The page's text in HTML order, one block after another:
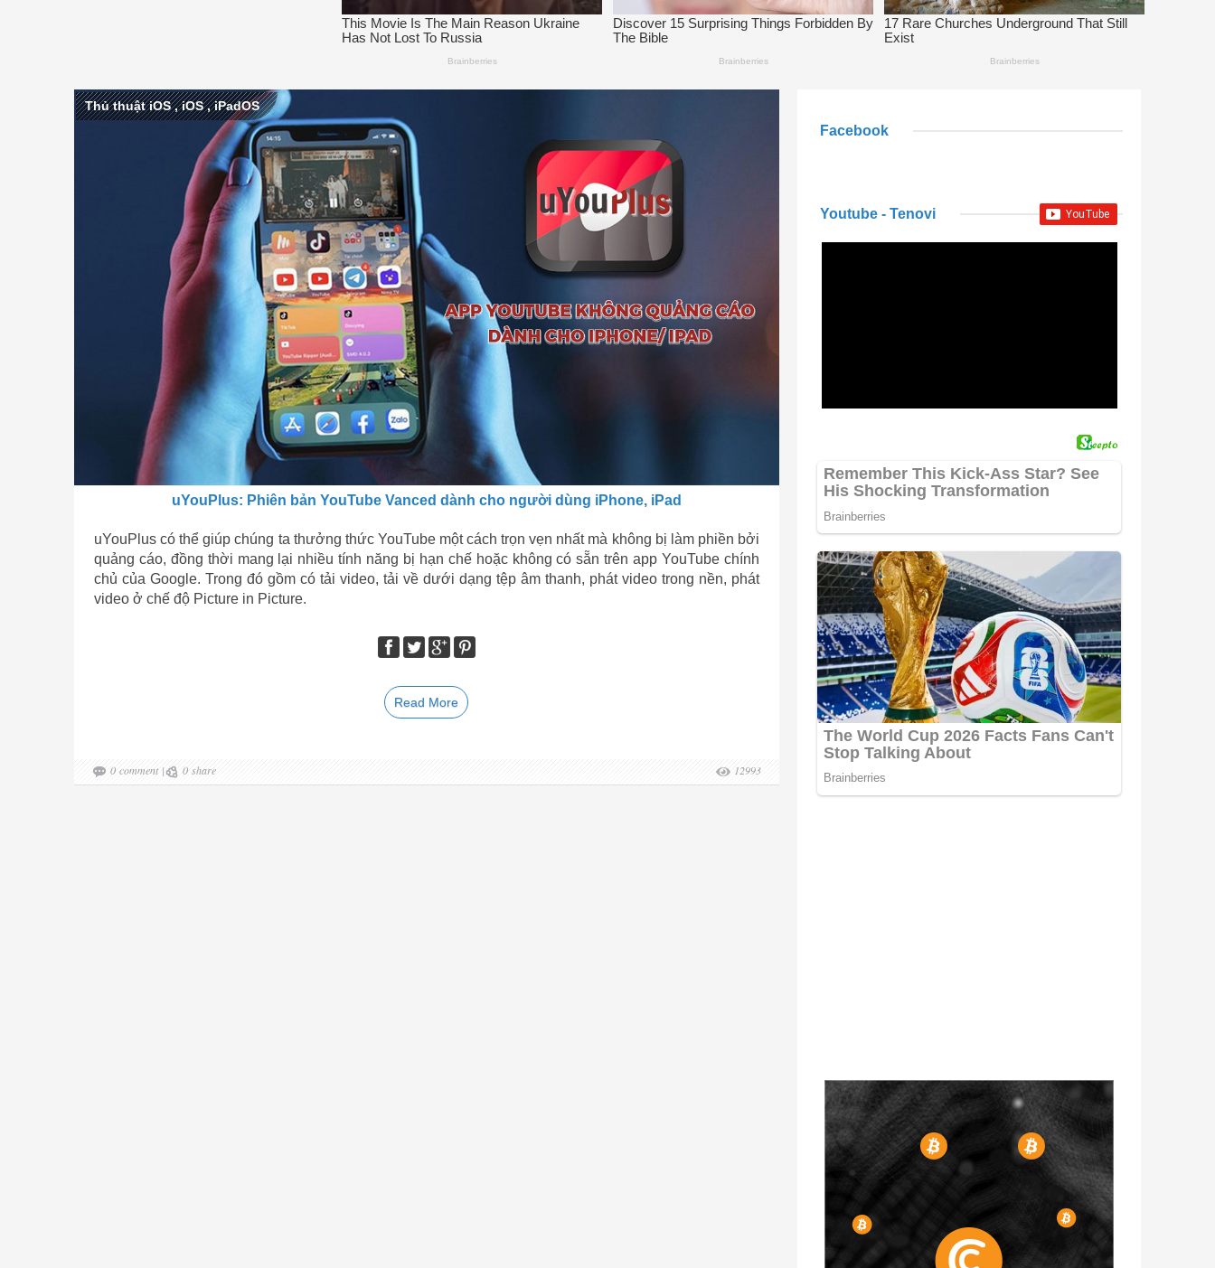
Thủ thuật iOS ,iOS ,iPadOS
uYouPlus: Phiên bản YouTube Vanced dành cho người dùng iPhone, iPad
uYouPlus có thể giúp chúng ta thưởng thức YouTube một cách trọn vẹn nhất mà không bị làm phiền bởi
quảng cáo, đồng thời mang lại nhiều tính năng bị hạn chế hoặc không có sẵn trên app YouTube chính
chủ của Google. Trong đó gồm có tải video, tải về dưới dạng tệp âm thanh, phát video trong nền, phát
video ở chế độ Picture in Picture.
Read More
0 comment | 0 share 12993
Facebook
Youtube - Tenovi